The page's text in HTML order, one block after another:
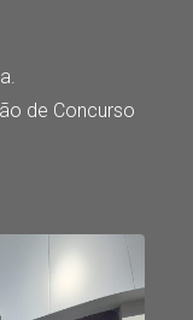
de Concurso